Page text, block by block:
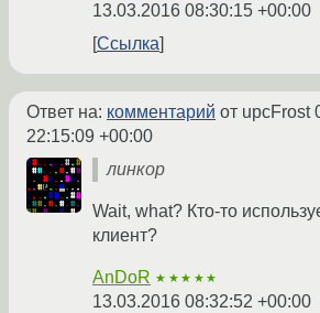
13.03.2016 08:30:15 +00:00
Ссылка
Ответ на: комментарий от upcFrost
22:15:09 +00:00
линкор
Wait, what? Кто-то
клиент?
AnDoR ★★★★★
13.03.2016 08:32:52 +00:00